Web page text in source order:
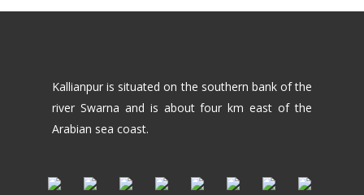
Kallianpur is situated on the southern bank of the
river Swarna and is about four km east of the
Arabian sea coast.